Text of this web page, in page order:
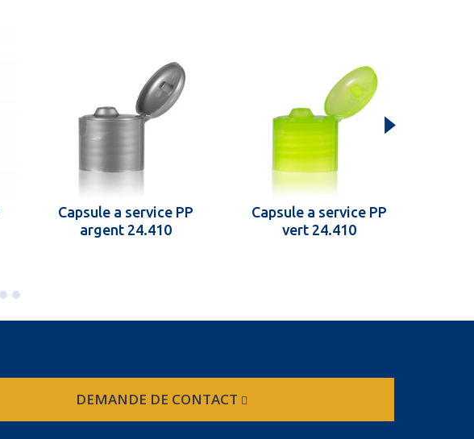
Capsule a service PP
argent 24.410
Capsule a service PP
vert 24.410
DEMANDE DE CONTACT